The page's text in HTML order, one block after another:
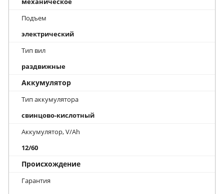
Подъем
электрический
Тип вил
раздвижные
Аккумулятор
Тип аккумулятора
свинцово-кислотный
Аккумулятор, V/Ah
12/60
Происхождение
Гарантия